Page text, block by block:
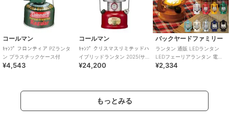
コールマン
ｷｬﾝﾌﾟ フロンティア PZランタ
ン プラスチックケース付
¥4,543
コールマン
ｷｬﾝﾌﾟ クリスマスリミテッドハ
イブリッドランタン 2025(サ
ンタクロースエディション)
¥24,200
バックヤードファミリー
ランタン 通販 LEDランタン
LEDフェーリアランタン 電池
式 LED インテリア 照明 持ち
¥2,334
もっとみる